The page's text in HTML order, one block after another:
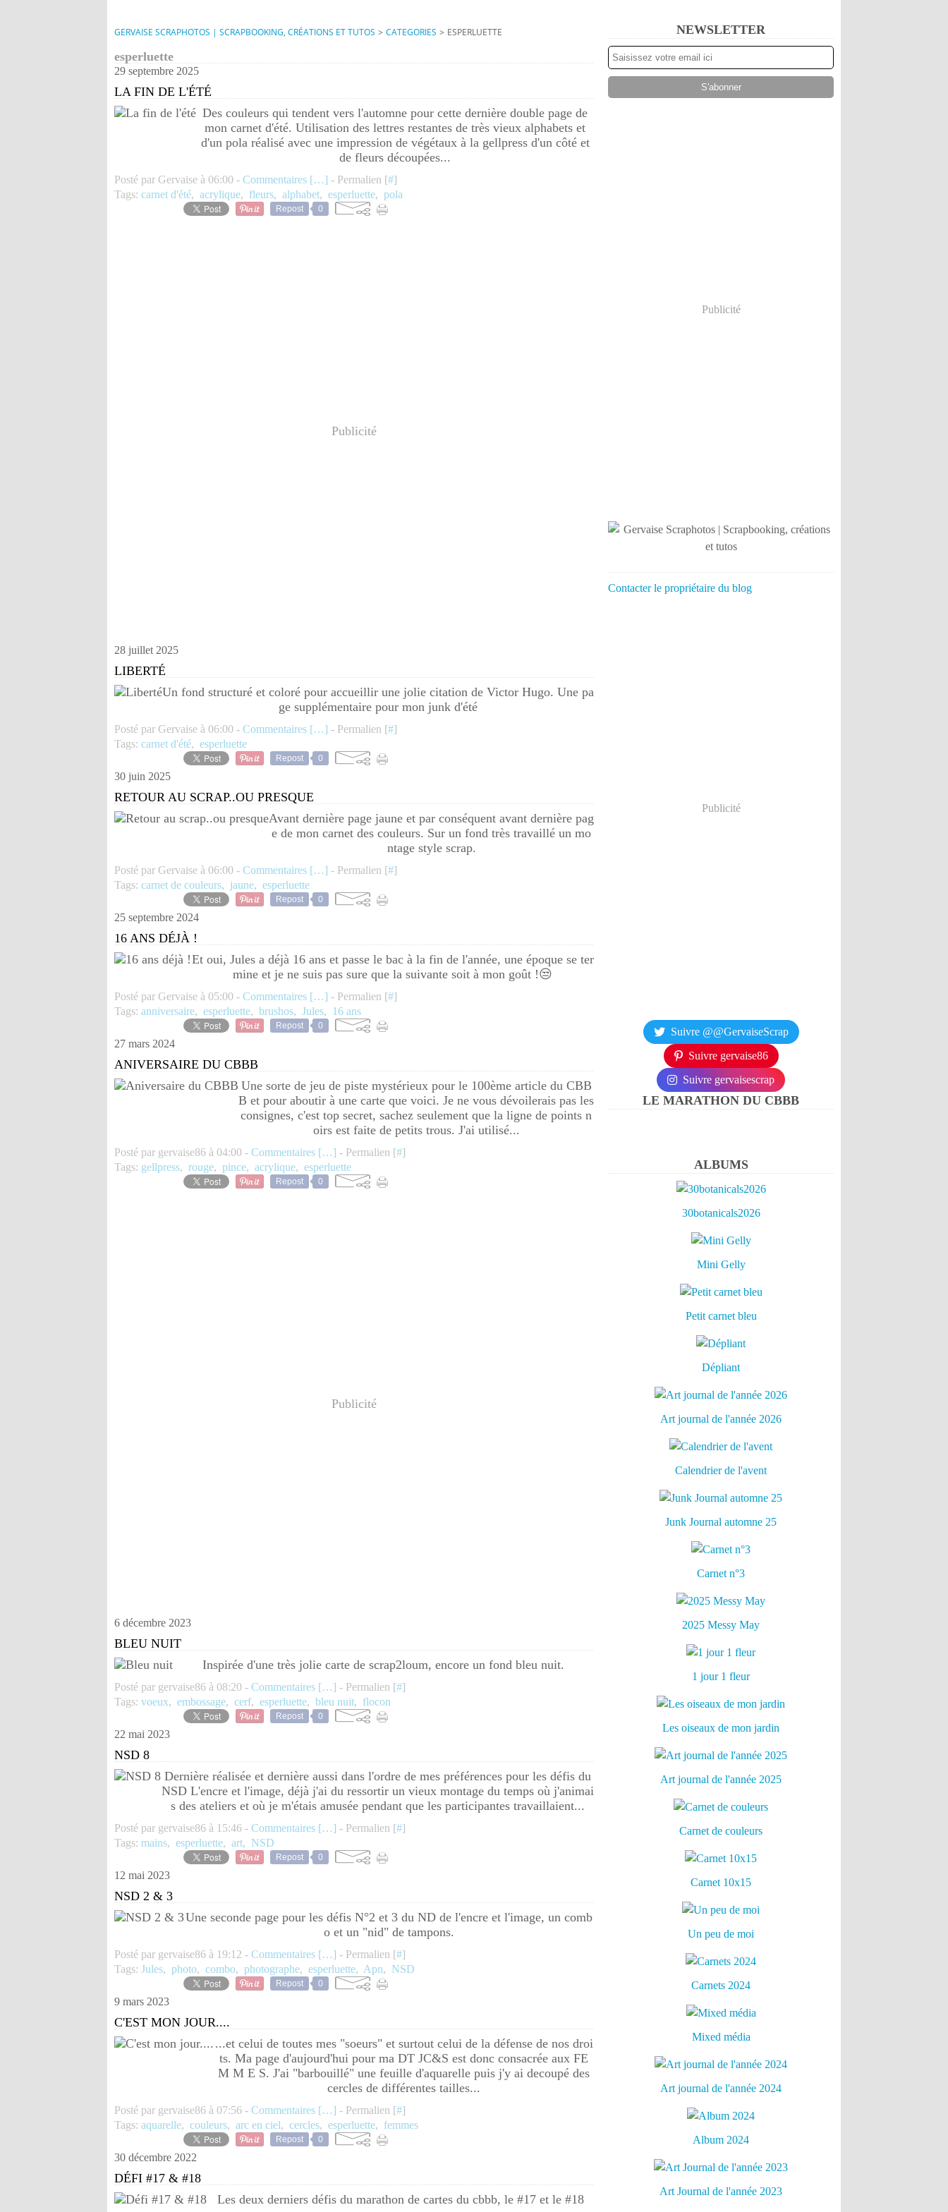
GERVAISE SCRAPHOTOS | SCRAPBOOKING, CRÉATIONS ET TUTOS > CATEGORIES > ESPERLUETTE
esperluette
29 septembre 2025
LA FIN DE L'ÉTÉ
Des couleurs qui tendent vers l'automne pour cette dernière double page de
mon carnet d'été. Utilisation des lettres restantes de très vieux alphabets et
d'un pola réalisé avec une impression de végétaux à la gellpress d'un côté et
de fleurs découpées...
Posté par Gervaise à 06:00 - Commentaires […] - Permalien [#]
Tags: carnet d'été, acrylique, fleurs, alphabet, esperluette, pola
Repost 0
Publicité
28 juillet 2025
LIBERTÉ
Un fond structuré et coloré pour accueillir une jolie citation de Victor Hugo. Une pa
ge supplémentaire pour mon junk d'été
Posté par Gervaise à 06:00 - Commentaires […] - Permalien [#]
Tags: carnet d'été, esperluette
Repost 0
30 juin 2025
RETOUR AU SCRAP..OU PRESQUE
Avant dernière page jaune et par conséquent avant dernière pag
e de mon carnet des couleurs. Sur un fond très travaillé un mo
ntage style scrap.
Posté par Gervaise à 06:00 - Commentaires […] - Permalien [#]
Tags: carnet de couleurs, jaune, esperluette
Repost 0
25 septembre 2024
16 ANS DÉJÀ !
Et oui, Jules a déjà 16 ans et passe le bac à la fin de l'année, une époque se ter
mine et je ne suis pas sure que la suivante soit à mon goût !😒
Posté par Gervaise à 05:00 - Commentaires […] - Permalien [#]
Tags: anniversaire, esperluette, brushos, Jules, 16 ans
Repost 0
27 mars 2024
ANIVERSAIRE DU CBBB
Une sorte de jeu de piste mystérieux pour le 100ème article du CBB
B et pour aboutir à une carte que voici. Je ne vous dévoilerais pas les
consignes, c'est top secret, sachez seulement que la ligne de points n
oirs est faite de petits trous. J'ai utilisé...
Posté par gervaise86 à 04:00 - Commentaires […] - Permalien [#]
Tags: gellpress, rouge, pince, acrylique, esperluette
Repost 0
Publicité
6 décembre 2023
BLEU NUIT
Inspirée d'une très jolie carte de scrap2loum, encore un fond bleu nuit.
Posté par gervaise86 à 08:20 - Commentaires […] - Permalien [#]
Tags: voeux, embossage, cerf, esperluette, bleu nuit, flocon
Repost 0
22 mai 2023
NSD 8
Dernière réalisée et dernière aussi dans l'ordre de mes préférences pour les défis du
NSD L'encre et l'image, déjà j'ai du ressortir un vieux montage du temps où j'animai
s des ateliers et où je m'étais amusée pendant que les participantes travaillaient...
Posté par gervaise86 à 15:46 - Commentaires […] - Permalien [#]
Tags: mains, esperluette, art, NSD
Repost 0
12 mai 2023
NSD 2 & 3
Une seconde page pour les défis N°2 et 3 du ND de l'encre et l'image, un comb
o et un "nid" de tampons.
Posté par gervaise86 à 19:12 - Commentaires […] - Permalien [#]
Tags: Jules, photo, combo, photographe, esperluette, Apn, NSD
Repost 0
9 mars 2023
C'EST MON JOUR....
...et celui de toutes mes "soeurs" et surtout celui de la défense de nos droi
ts. Ma page d'aujourd'hui pour ma DT JC&S est donc consacrée aux FE
M M E S. J'ai "barbouillé" une feuille d'aquarelle puis j'y ai decoupé des
cercles de différentes tailles...
Posté par gervaise86 à 07:56 - Commentaires […] - Permalien [#]
Tags: aquarelle, couleurs, arc en ciel, cercles, esperluette, femmes
Repost 0
30 décembre 2022
DÉFI #17 & #18
Les deux derniers défis du marathon de cartes du cbbb, le #17 et le #18
NEWSLETTER
Publicité
Contacter le propriétaire du blog
Publicité
Suivre @@GervaiseScrap
Suivre gervaise86
Suivre gervaisescrap
LE MARATHON DU CBBB
ALBUMS
30botanicals2026
Mini Gelly
Petit carnet bleu
Dépliant
Art journal de l'année 2026
Calendrier de l'avent
Junk Journal automne 25
Carnet n°3
2025 Messy May
1 jour 1 fleur
Les oiseaux de mon jardin
Art journal de l'année 2025
Carnet de couleurs
Carnet 10x15
Un peu de moi
Carnets 2024
Mixed média
Art journal de l'année 2024
Album 2024
Art Journal de l'année 2023